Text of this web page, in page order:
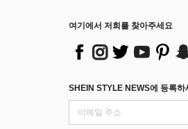
여기에서 저희를 찾아주세요
SHEIN STYLE NEWS에 등록하